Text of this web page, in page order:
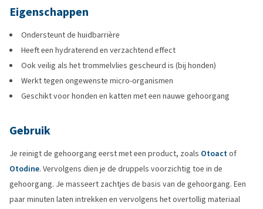
Eigenschappen
Ondersteunt de huidbarrière
Heeft een hydraterend en verzachtend effect
Ook veilig als het trommelvlies gescheurd is (bij honden)
Werkt tegen ongewenste micro-organismen
Geschikt voor honden en katten met een nauwe gehoorgang
Gebruik
Je reinigt de gehoorgang eerst met een product, zoals Otoactof
Otodine. Vervolgens dien je de druppels voorzichtig toe in de
gehoorgang. Je masseert zachtjes de basis van de gehoorgang. Een
paar minuten laten intrekken en vervolgens het overtollig materiaal